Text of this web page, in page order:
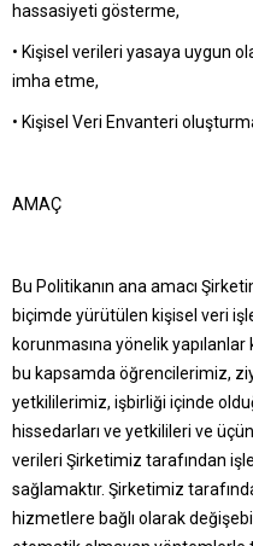
hassasiyeti gösterme,
• Kişisel verileri yasaya uygun
imha etme,
• Kişisel Veri Envanteri
AMAÇ
Bu Politikanın ana amacı
biçimde yürütülen kişisel veri
korunmasına yönelik
bu kapsamda öğrencilerimiz,
yetkililerimiz, işbirliği içinde
hissedarları ve yetkilileri ve
verileri Şirketimiz tarafından
sağlamaktır. Şirketimiz
hizmetlere bağlı olarak